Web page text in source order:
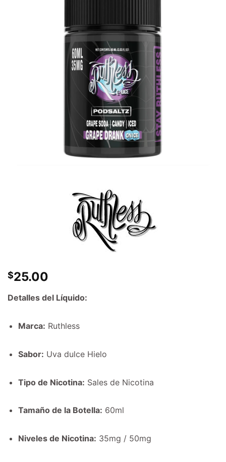
$25.00
Detalles del Líquido:
Marca: Ruthless
Sabor: Uva dulce Hielo
Tipo de Nicotina: Sales de Nicotina
Tamaño de la Botella: 60ml
Niveles de Nicotina: 35mg / 50mg